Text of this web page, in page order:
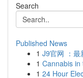
Search
Published News
1 J9官网 ：最
1 Cannabis in
1 24 Hour